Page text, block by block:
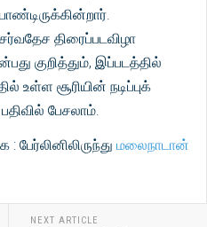
திரைப்படவிழா
குறித்தும், இப்படத்தில்
உள்ள சூரியின் நடிப்புக்
பேசலாம்.
: பேர்லினிலிருந்து மலைநாடான்
NEXT ARTICLE